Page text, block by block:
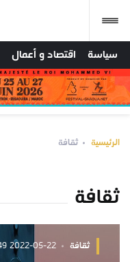
سياسة اقتصاد و أعمال
الرئيسية ثقافة
ثقافة
ثقافة 2022-05-22 11:15:49